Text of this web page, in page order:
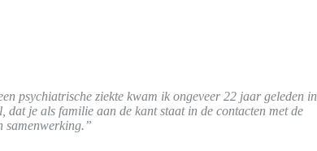
psychiatrische ziekte kwam ik ongeveer 22 jaar geleden in
dat je als familie aan de kant staat in de contacten met de
samenwerking.”